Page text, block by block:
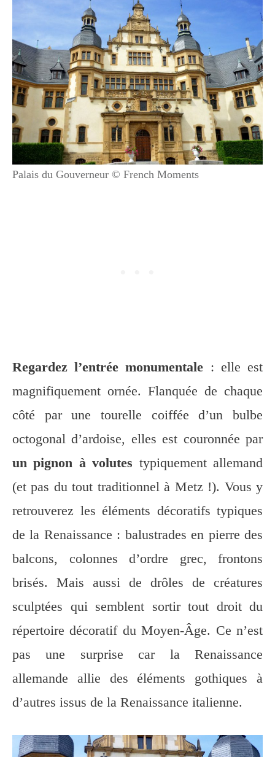
Palais du Gouverneur © French Moments
Regardez l’entrée monumentale : elle est
magnifiquement ornée. Flanquée de chaque
côté par une tourelle coiffée d’un bulbe
octogonal d’ardoise, elles est couronnée par
un pignon à volutes typiquement allemand
(et pas du tout traditionnel à Metz !). Vous y
retrouverez les éléments décoratifs typiques
de la Renaissance : balustrades en pierre des
balcons, colonnes d’ordre grec, frontons
brisés. Mais aussi de drôles de créatures
sculptées qui semblent sortir tout droit du
répertoire décoratif du Moyen-Âge. Ce n’est
pas une surprise car la Renaissance
allemande allie des éléments gothiques à
d’autres issus de la Renaissance italienne.